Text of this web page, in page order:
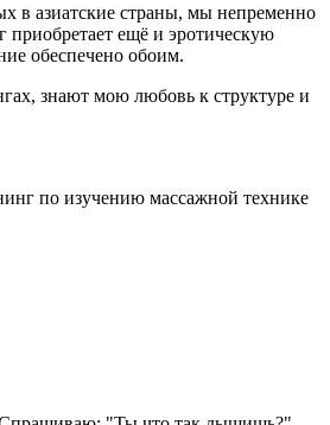
в азиатские страны, мы непременно
приобретает ещё и эротическую
обеспечено обоим.
знают мою любовь к структуре и
по изучению массажной технике